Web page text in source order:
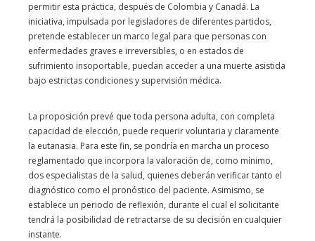
permitir esta práctica, después de Colombia y Canadá. La
iniciativa, impulsada por legisladores de diferentes partidos,
pretende establecer un marco legal para que personas con
enfermedades graves e irreversibles, o en estados de
sufrimiento insoportable, puedan acceder a una muerte asistida
bajo estrictas condiciones y supervisión médica.
La proposición prevé que toda persona adulta, con completa
capacidad de elección, puede requerir voluntaria y claramente
la eutanasia. Para este fin, se pondría en marcha un proceso
reglamentado que incorpora la valoración de, como mínimo,
dos especialistas de la salud, quienes deberán verificar tanto el
diagnóstico como el pronóstico del paciente. Asimismo, se
establece un periodo de reflexión, durante el cual el solicitante
tendrá la posibilidad de retractarse de su decisión en cualquier
instante.